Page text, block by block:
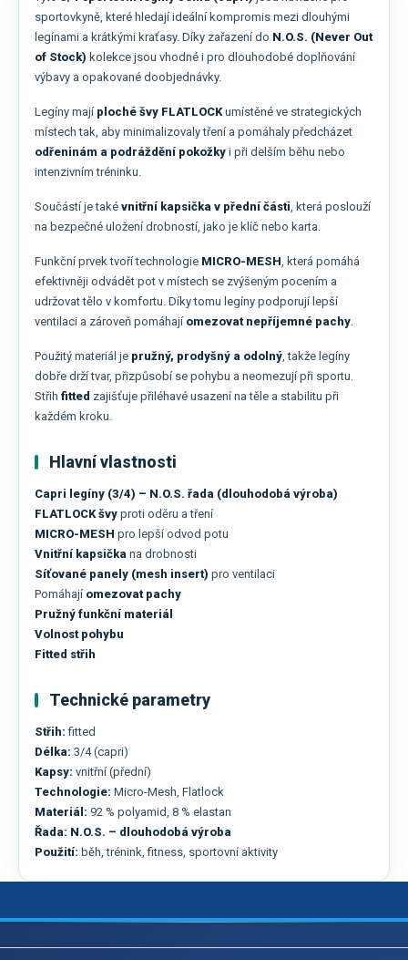
sportovkyně, které hledají ideální kompromis mezi dlouhými
legínami a krátkými kraťasy. Díky zařazení do N.O.S. (Never Out
of Stock) kolekce jsou vhodné i pro dlouhodobé doplňování
výbavy a opakované doobjednávky.
Legíny mají ploché švy FLATLOCKumístěné ve strategických
místech tak, aby minimalizovaly tření a pomáhaly předcházet
odřeninám a podráždění pokožky i při delším běhu nebo
intenzivním tréninku.
Součástí je také vnitřní kapsička v přední části, která poslouží
na bezpečné uložení drobností, jako je klíč nebo karta.
Funkční prvek tvoří technologie MICRO-MESH, která pomáhá
efektivněji odvádět pot v místech se zvýšeným pocením a
udržovat tělo v komfortu. Díky tomu legíny podporují lepší
ventilaci a zároveň pomáhají omezovat nepříjemné pachy.
Použitý materiál je pružný, prodyšný a odolný, takže legíny
dobře drží tvar, přizpůsobí se pohybu a neomezují při sportu.
Střih fitted zajišťuje přiléhavé usazení na těle a stabilitu při
každém kroku.
Hlavní vlastnosti
Capri legíny (3/4) – N.O.S. řada (dlouhodobá výroba)
FLATLOCK švy proti oděru a tření
MICRO-MESH pro lepší odvod potu
Vnitřní kapsička na drobnosti
Síťované panely (mesh insert) pro ventilaci
Pomáhají omezovat pachy
Pružný funkční materiál
Volnost pohybu
Fitted střih
Technické parametry
Střih: fitted
Délka: 3/4 (capri)
Kapsy: vnitřní (přední)
Technologie: Micro-Mesh, Flatlock
Materiál: 92 % polyamid, 8 % elastan
Řada: N.O.S. – dlouhodobá výroba
Použití: běh, trénink, fitness, sportovní aktivity
Z